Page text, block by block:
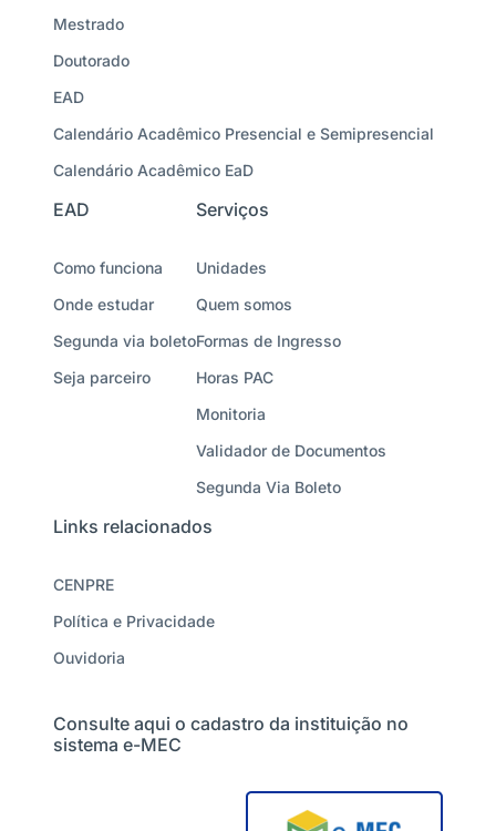
Mestrado
Doutorado
EAD
Calendário Acadêmico Presencial e Semipresencial
Calendário Acadêmico EaD
EAD
Como funciona
Onde estudar
Segunda via boleto
Seja parceiro
Serviços
Unidades
Quem somos
Formas de Ingresso
Horas PAC
Monitoria
Validador de Documentos
Segunda Via Boleto
Links relacionados
CENPRE
Política e Privacidade
Ouvidoria
Consulte aqui o cadastro da instituição no
sistema e-MEC